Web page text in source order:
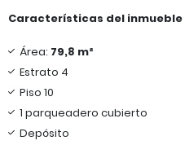
Características del inmueble
Área: 79,8 m²
Estrato 4
Piso 10
1 parqueadero cubierto
Depósito